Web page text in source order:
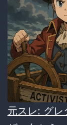
元スレ: グレ